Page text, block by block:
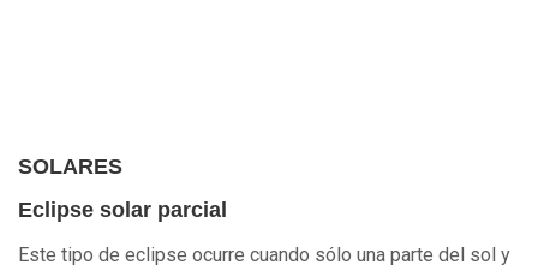
SOLARES
Eclipse solar parcial
Este tipo de eclipse ocurre cuando sólo una parte del sol y